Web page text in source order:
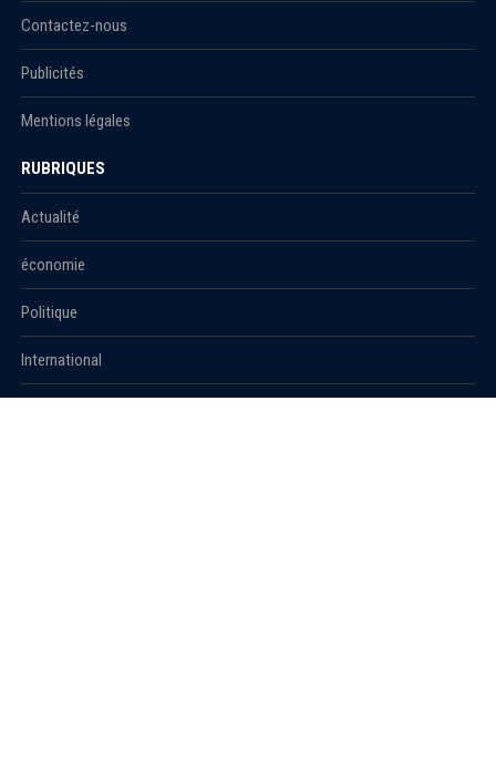
Contactez-nous
Publicités
Mentions légales
RUBRIQUES
Actualité
économie
Politique
International